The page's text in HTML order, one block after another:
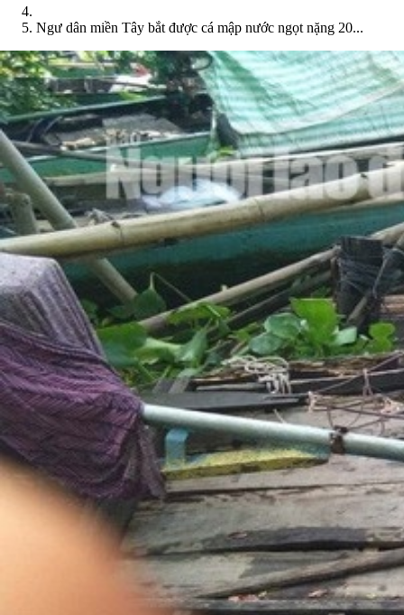
Ngư dân miền Tây bắt được cá mập nước ngọt nặng 20...